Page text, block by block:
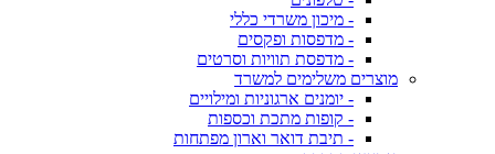
- מיכון משרדי כללי
- מדפסות ופקסים
- מדפסת תוויות וסרטים
מוצרים משלימים למשרד
- יומנים ארגוניות ומילויים
- קופות מתכת וכספות
- תיבת דואר וארון מפתחות